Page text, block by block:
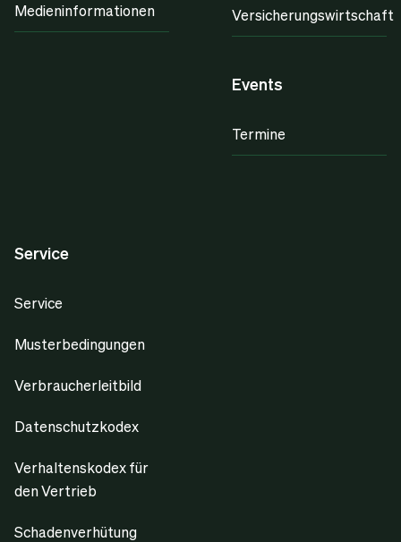
Medieninformationen Versicherungswirtschaft
Events
Termine
Service
Service
Musterbedingungen
Verbraucherleitbild
Datenschutzkodex
Verhaltenskodex für
den Vertrieb
Schadenverhütung